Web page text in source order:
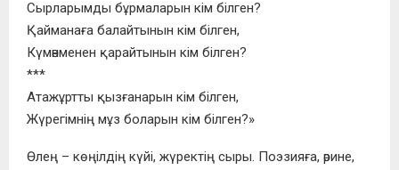
Сырларымды бұрмаларын кім білген?
Қайманаға балайтынын кім білген,
Күмәнменен қарайтынын кім білген?
***
Атажұртты қызғанарын кім білген,
Жүрегімнің мұз боларын кім білген?»
Өлең – көңілдің күйі, жүректің сыры. Поэзияға, әрине,